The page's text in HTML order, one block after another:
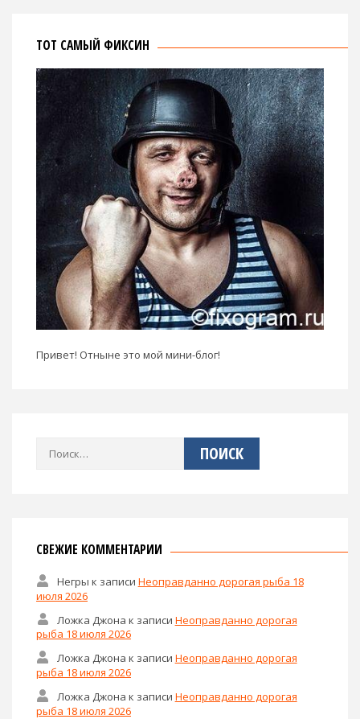
ТОТ САМЫЙ ФИКСИН
Привет! Отныне это мой мини-блог!
Найти:
СВЕЖИЕ КОММЕНТАРИИ
Негры к записи Неоправданно дорогая рыба 18
июля 2026
Ложка Джона к записи Неоправданно дорогая
рыба 18 июля 2026
Ложка Джона к записи Неоправданно дорогая
рыба 18 июля 2026
Ложка Джона к записи Неоправданно дорогая
рыба 18 июля 2026